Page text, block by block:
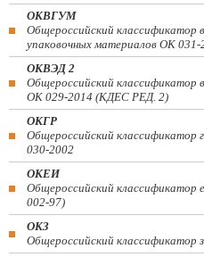
ОКВГУМ
Общероссийский классификатор
упаковочных материалов ОК 031-
ОКВЭД 2
Общероссийский классификатор
ОК 029-2014 (КДЕС РЕД. 2)
ОКГР
Общероссийский классификатор
030-2002
ОКЕИ
Общероссийский классификатор
002-97)
ОКЗ
Общероссийский